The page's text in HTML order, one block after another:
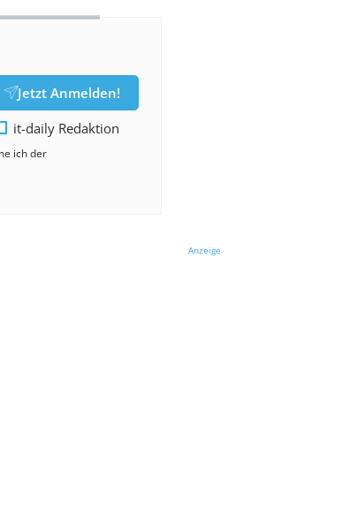
Jetzt Anmelden!
it-daily Redaktion
ich der
Anzeige